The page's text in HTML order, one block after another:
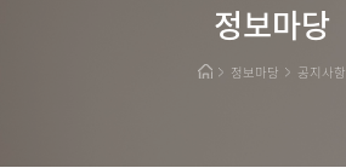
대전보건대학교정보마당
정보마당 공지사항